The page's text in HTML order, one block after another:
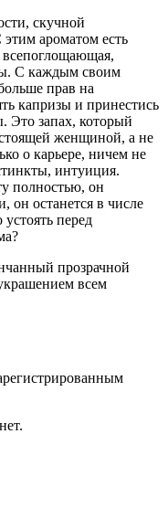
скучной
ароматом есть
всепоглощающая,
С каждым своим
прав на
капризы и принестись
Это запах, который
женщиной, а не
о карьере, ничем не
интуиция.
полностью, он
он останется в числе
перед
прозрачной
всем